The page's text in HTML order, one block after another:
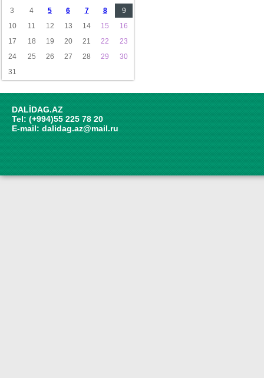
3
4 5 6 7 8
9
10
11 12 13 14 15
16
17
18 19 20 21 22
23
24
25 26 27 28 29
30
31
DALİDAG.AZ
Tel: (+994)55 225 78 20
E-mail: dalidag.az@mail.ru